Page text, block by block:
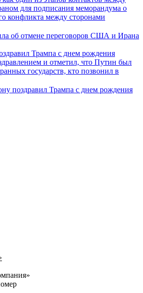
для подписания меморандума о
конфликта между сторонами
Трампа с днем рождения
и отметил, что Путин был
государств, кто позвонил в